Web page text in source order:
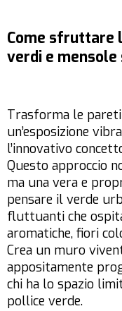
Come sfruttare
verdi e mensole
Trasforma le
un’esposizione
l’innovativo
Questo approccio
ma una vera e
pensare il verde
fluttuanti che
aromatiche, fiori
Crea un muro
appositamente
chi ha lo spazio
pollice verde.